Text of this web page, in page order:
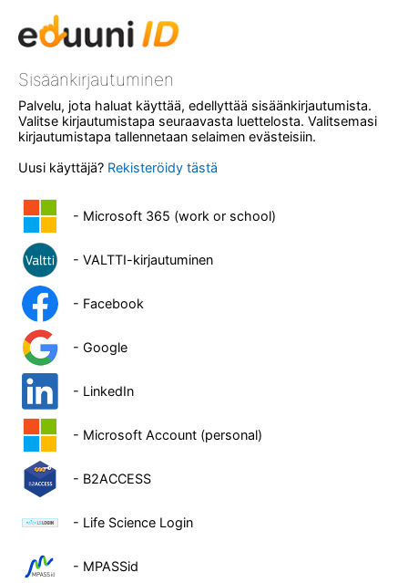
Sisäänkirjautuminen
Palvelu, jota haluat käyttää, edellyttää sisäänkirjautumista.
Valitse kirjautumistapa seuraavasta luettelosta. Valitsemasi
kirjautumistapa tallennetaan selaimen evästeisiin.
Uusi käyttäjä? Rekisteröidy tästä
- Microsoft 365 (work or school)
- VALTTI-kirjautuminen
- Facebook
- Google
- LinkedIn
- Microsoft Account (personal)
- B2ACCESS
- Life Science Login
- MPASSid